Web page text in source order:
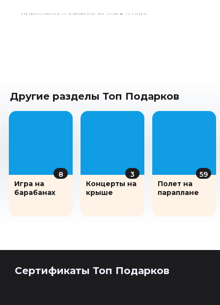
принципы взаимодействия в паре,
чувствуете (как вам кажется) склонности к
танцам, обязательно попробуйте это
развлечение. Вы не только не пожалеете, но
и откроете для себя новый интересный вид
Другие разделы Топ Подарков
8
Игра на
барабанах
3
Концерты на
крыше
59
Полет на
параплане
Сертификаты Топ Подарков